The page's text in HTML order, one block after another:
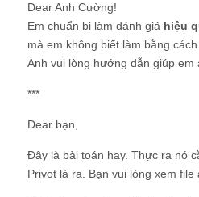
Dear Anh Cường!
Em chuẩn bị làm đánh giá hiệu
mà em không biết làm bằng
Anh vui lòng hướng dẫn giúp em
***
Dear bạn,
Đây là bài toán hay. Thực ra nó
Privot là ra. Bạn vui lòng xem file